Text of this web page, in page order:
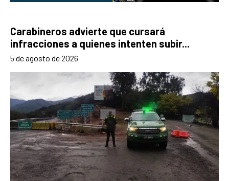
Carabineros advierte que cursará
infracciones a quienes intenten subir...
5 de agosto de 2026